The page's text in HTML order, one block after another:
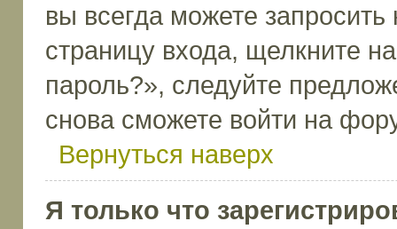
вы всегда можете
страницу входа, щелкните
пароль?», следуйте
снова сможете войти на
Вернуться наверх
Я только что